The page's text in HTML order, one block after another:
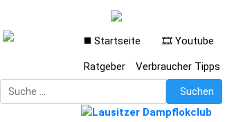
◼️ Startseite 🎞️ Youtube
Ratgeber Verbraucher Tipps
Suchen
Suchen